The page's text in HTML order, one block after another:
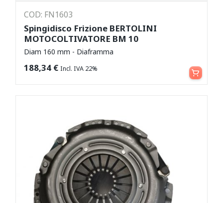
COD: FN1603
Spingidisco Frizione BERTOLINI
MOTOCOLTIVATORE BM 10
Diam 160 mm - Diaframma
188,34 € Incl. IVA 22% Leggi tutto